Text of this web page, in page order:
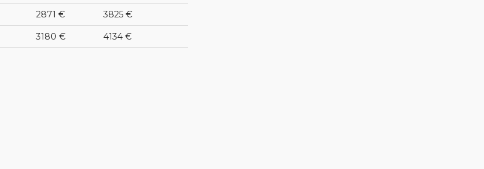
2871 € 3825 €
3180 € 4134 €